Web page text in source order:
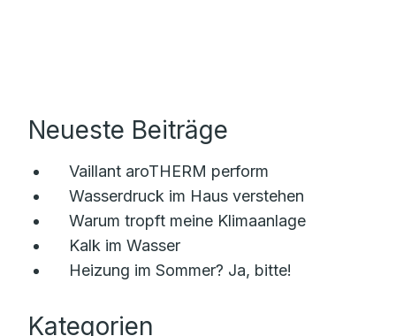
Neueste Beiträge
Vaillant aroTHERM perform
Wasserdruck im Haus verstehen
Warum tropft meine Klimaanlage
Kalk im Wasser
Heizung im Sommer? Ja, bitte!
Kategorien